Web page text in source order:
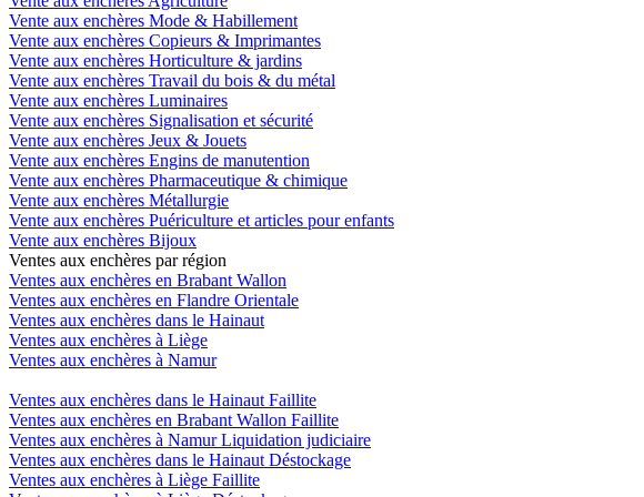
Vente aux enchères Mode & Habillement
Vente aux enchères Copieurs & Imprimantes
Vente aux enchères Horticulture & jardins
Vente aux enchères Travail du bois & du métal
Vente aux enchères Luminaires
Vente aux enchères Signalisation et sécurité
Vente aux enchères Jeux & Jouets
Vente aux enchères Engins de manutention
Vente aux enchères Pharmaceutique & chimique
Vente aux enchères Métallurgie
Vente aux enchères Puériculture et articles pour enfants
Vente aux enchères Bijoux
Ventes aux enchères par région
Ventes aux enchères en Brabant Wallon
Ventes aux enchères en Flandre Orientale
Ventes aux enchères dans le Hainaut
Ventes aux enchères à Liège
Ventes aux enchères à Namur
Ventes aux enchères dans le Hainaut Faillite
Ventes aux enchères en Brabant Wallon Faillite
Ventes aux enchères à Namur Liquidation judiciaire
Ventes aux enchères dans le Hainaut Déstockage
Ventes aux enchères à Liège Faillite